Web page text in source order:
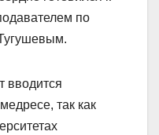
по
вводится
так как